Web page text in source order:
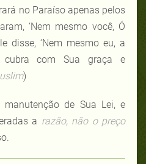
no Paraíso apenas pelos
‘Nem mesmo você, Ó
disse, ‘Nem mesmo eu, a
cubra com Sua graça e
)
de Sua Lei, e
a razão, não o preço